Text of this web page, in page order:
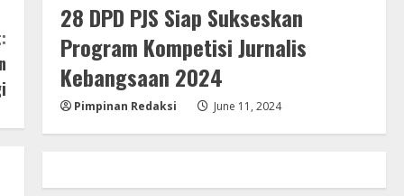
28 DPD PJS Siap Sukseskan
Program Kompetisi Jurnalis
Kebangsaan 2024
Pimpinan Redaksi June 11, 2024